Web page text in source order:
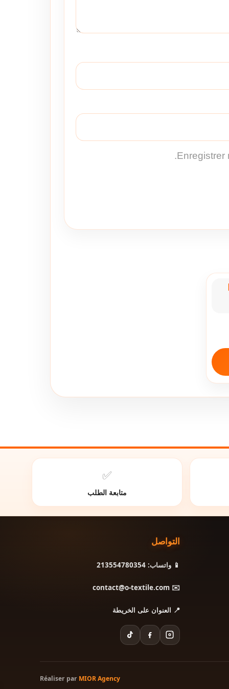
Enregistrer
✅
متابعة الطلب
التواصل
📱 واتساب: 213554780354
✉️ contact@o-textile.com
📍 العنوان على الخريطة
Réaliser par MIOR Agency